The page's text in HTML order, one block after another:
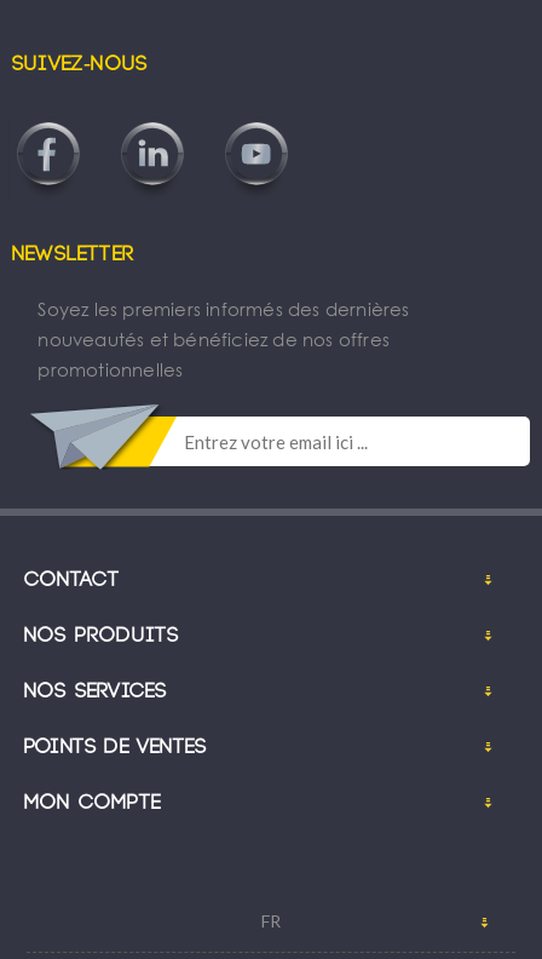
Suivez-nous
Newsletter
Soyez les premiers informés des dernières
nouveautés et bénéficiez de nos offres
promotionnelles
Contact
Nos produits
Nos services
Points de ventes
Mon compte
FR